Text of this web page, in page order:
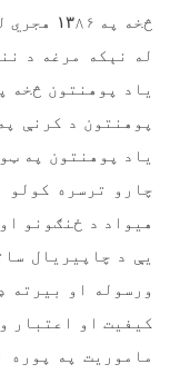
څخه په
۱۳ ۸۶
له نېکه مرغه د
یاد پوهنتون څخه
پوهنتون د کرنې
یاد پوهنتون په
چارو ترسره کولو
یې د چاپیریال
ورسوله او بیرته
کیفیت او اعتبار
ماموریت په پوره